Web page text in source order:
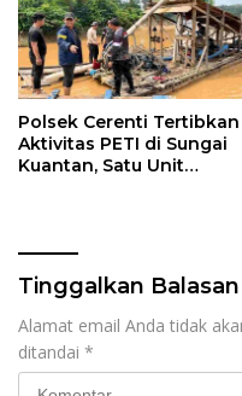
Polsek Cerenti Tertibkan
Aktivitas PETI di Sungai
Kuantan, Satu Unit
Tinggalkan Balasan
Alamat email Anda tidak
ditandai *